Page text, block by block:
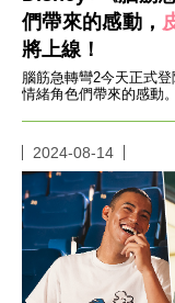
身
運
動
健
身
名
人
教
瘦
身
菜
窈
們帶來的感動，
將上線！
腦筋急轉彎2今天正式
情緒角色們帶來的感動。
2024-08-14